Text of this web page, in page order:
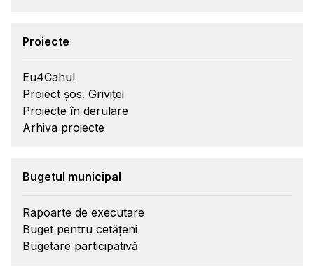
Proiecte
Eu4Cahul
Proiect șos. Griviței
Proiecte în derulare
Arhiva proiecte
Bugetul municipal
Rapoarte de executare
Buget pentru cetățeni
Bugetare participativă